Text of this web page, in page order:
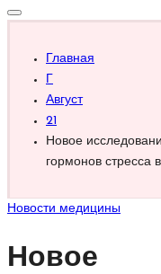
Главная
Август
21
Новое
гормонов стресса
Опубликовано
Новости медицины
Новое